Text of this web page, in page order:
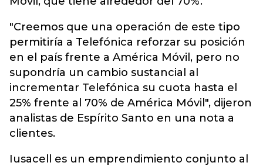
"Creemos que una operación de este tipo
permitiría a Telefónica reforzar su posición
en el país frente a América Móvil, pero no
supondría un cambio sustancial al
incrementar Telefónica su cuota hasta el
25% frente al 70% de América Móvil", dijeron
analistas de Espírito Santo en una nota a
clientes.
Iusacell es un emprendimiento conjunto al